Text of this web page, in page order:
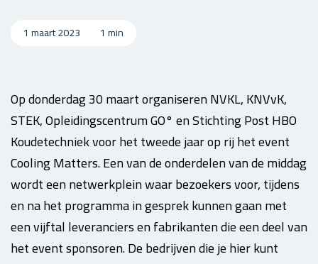
1 maart 2023 1 min
Op donderdag 30 maart organiseren NVKL, KNVvK,
STEK, Opleidingscentrum GO° en Stichting Post HBO
Koudetechniek voor het tweede jaar op rij het event
Cooling Matters. Een van de onderdelen van de middag
wordt een netwerkplein waar bezoekers voor, tijdens
en na het programma in gesprek kunnen gaan met
een vijftal leveranciers en fabrikanten die een deel van
het event sponsoren. De bedrijven die je hier kunt